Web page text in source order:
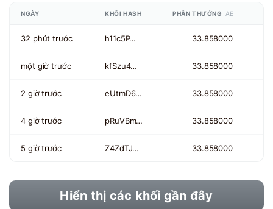
NGÀY KHỐI HASH PHẦN THƯỞNG AE
32 phút trước h11c5P… 33.858000
một giờ trước kfSzu4… 33.858000
2 giờ trước eUtmD6… 33.858000
4 giờ trước pRuVBm… 33.858000
5 giờ trước Z4ZdTJ… 33.858000
Hiển thị các khối gần đây